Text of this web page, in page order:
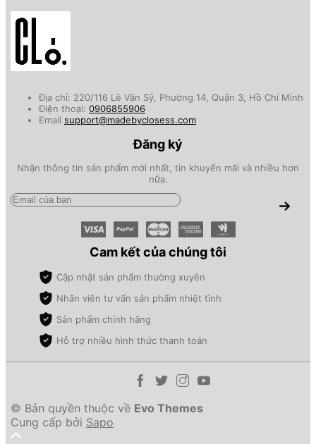
Địa chỉ: 220/116 Lê Văn Sỹ, Phường 14, Quận 3, Hồ Chí Minh
Điện thoại: 0906855906
Email support@madebyclosess.com
Đăng ký
Nhận thông tin sản phẩm mới nhất, tin khuyến mãi và nhiều hơn
nữa.
Cam kết của chúng tôi
Cập nhật sản phẩm thường xuyên
Nhân viên tư vấn sản phẩm nhiệt tình
Sản phẩm chính hãng
Hỗ trợ nhiều hình thức thanh toán
© Bản quyền thuộc về Evo Themes
Cung cấp bởi Sapo